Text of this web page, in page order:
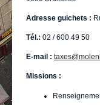
Adresse guichets :
Tél.: 02 / 600 49 50
E-mail :
Missions :